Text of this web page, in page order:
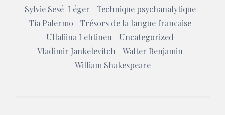
Sylvie Sesé-Léger
Technique psychanalytique
Tia Palermo
Trésors de la langue francaise
Ullaliina Lehtinen
Uncategorized
Vladimir Jankelevitch
Walter Benjamin
William Shakespeare